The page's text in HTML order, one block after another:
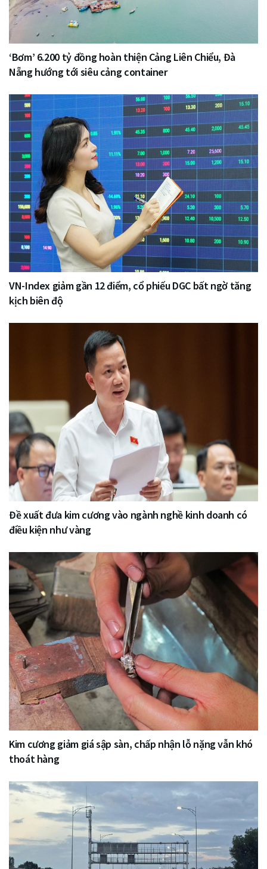
‘Bơm’ 6.200 tỷ đồng hoàn thiện Cảng Liên Chiểu, Đà
Nẵng hướng tới siêu cảng container
VN-Index giảm gần 12 điểm, cổ phiếu DGC bất ngờ tăng
kịch biên độ
Đề xuất đưa kim cương vào ngành nghề kinh doanh có
điều kiện như vàng
Kim cương giảm giá sập sàn, chấp nhận lỗ nặng vẫn khó
thoát hàng